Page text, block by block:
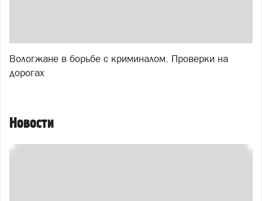
Вологжане в борьбе с криминалом. Проверки на
дорогах
Новости